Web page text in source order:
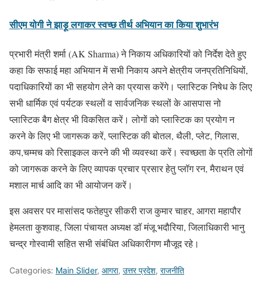
सीएम योगी ने झाड़ू लगाकर स्वच्छ तीर्थ अभियान का किया शुभारंभ
प्रभारी मंत्री शर्मा (AK Sharma) ने निकाय अधिकारियों को निर्देश देते हुए
कहा कि सफाई महा अभियान में सभी निकाय अपने क्षेत्रीय जनप्रतिनिधियों,
पदाधिकारियों का भी सहयोग लेने का प्रयास करेंगे। प्लास्टिक निषेध के लिए
सभी धार्मिक एवं पर्यटक स्थलों व सार्वजनिक स्थलों के आसपास नो
प्लास्टिक बैग क्षेत्र भी विकसित करें। लोगों को प्लास्टिक का प्रयोग न
करने के लिए भी जागरूक करें, प्लास्टिक की बोतल, थैली, प्लेट, गिलास,
कप,चम्मच को रिसाइकल करने की भी व्यवस्था करें। स्वच्छता के प्रति लोगों
को जागरूक करने के लिए व्यापक प्रचार प्रसार हेतु प्लॉग रन, मैराथन एवं
मशाल मार्च आदि का भी आयोजन करें।
इस अवसर पर मासांसद फतेहपुर सीकरी राज कुमार चाहर, आगरा महापौर
हेमलता कुशवाह, जिला पंचायत अध्यक्ष डॉ मंजू भदौरिया, जिलाधिकारी भानु
चन्द्र गोस्वामी सहित सभी संबंधित अधिकारीगण मौजूद रहे।
Categories: Main Slider, आगरा, उत्तर प्रदेश, राजनीति